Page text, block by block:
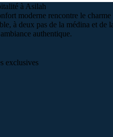
moderne rencontre le charme
à deux pas de la médina et de
authentique.
exclusives